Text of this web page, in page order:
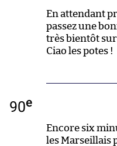
En attendant
passez une
très bientôt sur
Ciao les potes !
90e
Encore six
les Marseillais